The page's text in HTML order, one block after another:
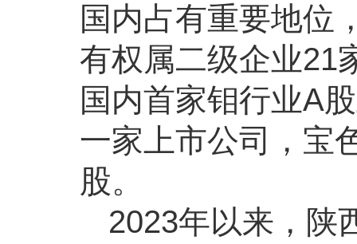
国内占有重要地位
有权属二级企业21
国内首家钼行业A
一家上市公司，宝
股。
2023年以来，陕